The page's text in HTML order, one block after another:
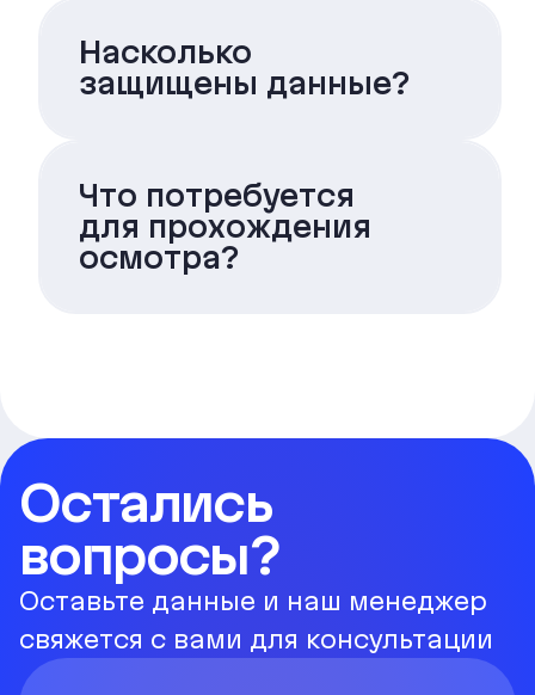
Насколько
защищены данные?
Что потребуется
для прохождения
осмотра?
Остались
вопросы?
Оставьте данные и наш менеджер
свяжется с вами для консультации